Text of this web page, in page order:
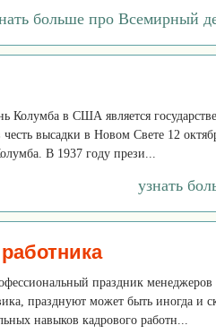
больше про Всемирный
Колумба в США является
высадки в Новом Свете 12
В 1937 году прези...
узнать
праздник
празднуют может быть иногда и
навыков кадрового работн...